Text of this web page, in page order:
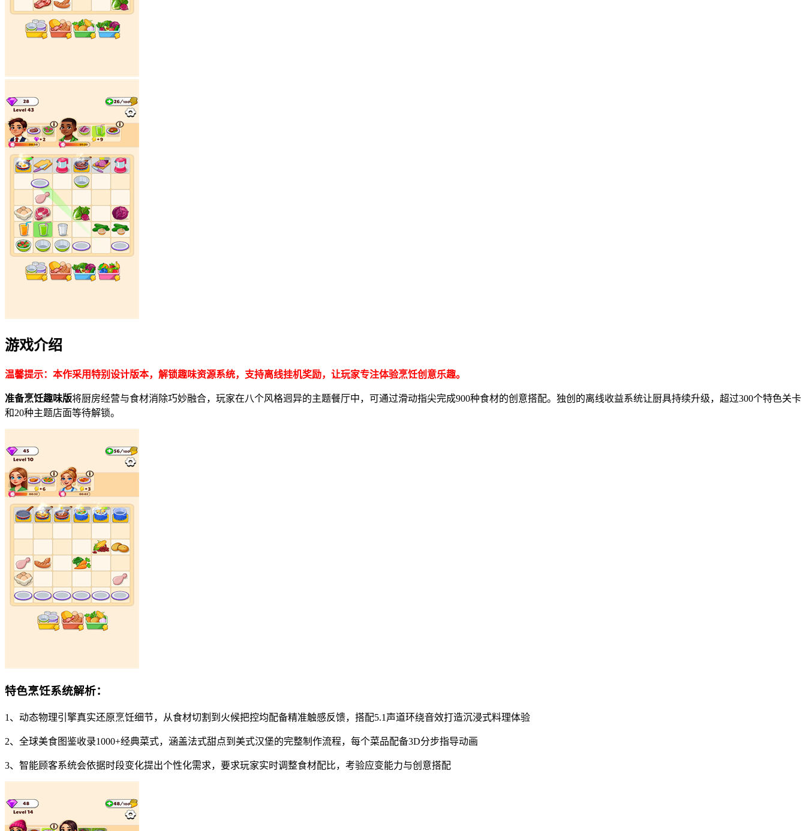
游戏介绍
温馨提示：本作采用特别设计版本，解锁趣味资源系统，支持离线挂机奖励，让玩家专注体验烹饪创意乐趣。
准备烹饪趣味版将厨房经营与食材消除巧妙融合，玩家在八个风格迥异的主题餐厅中，可通过滑动指尖完成900种食材的创意搭配。独创的离线收益系统让厨具持续升级，超过300个特色关卡
和20种主题店面等待解锁。
特色烹饪系统解析：
1、动态物理引擎真实还原烹饪细节，从食材切割到火候把控均配备精准触感反馈，搭配5.1声道环绕音效打造沉浸式料理体验
2、全球美食图鉴收录1000+经典菜式，涵盖法式甜点到美式汉堡的完整制作流程，每个菜品配备3D分步指导动画
3、智能顾客系统会依据时段变化提出个性化需求，要求玩家实时调整食材配比，考验应变能力与创意搭配